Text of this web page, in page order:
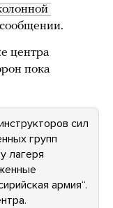
центра
пока
сил
групп
лагеря
армия“.